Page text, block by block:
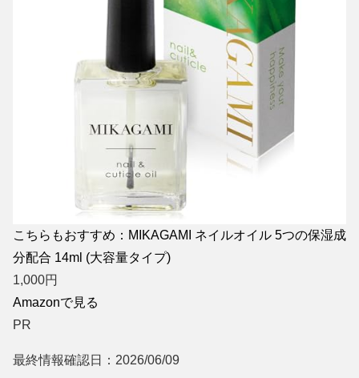
こちらもおすすめ：MIKAGAMI ネイルオイル 5つの保湿成
分配合 14ml (大容量タイプ)
1,000円
Amazonで見る
PR
最終情報確認日：2026/06/09